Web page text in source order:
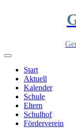
Start
Aktuell
Kalender
Schule
Eltern
Schulhof
Förderverein